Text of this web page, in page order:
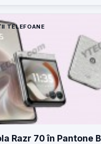
TELEFOANE
Razr 70 în Pantone